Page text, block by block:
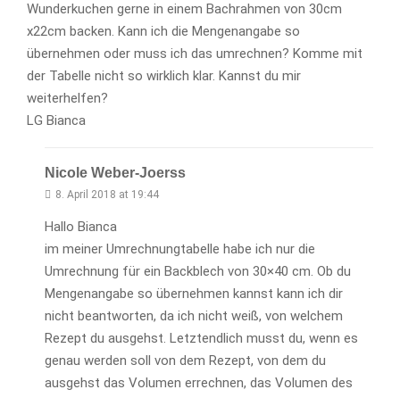
Wunderkuchen gerne in einem Bachrahmen von 30cm
x22cm backen. Kann ich die Mengenangabe so
übernehmen oder muss ich das umrechnen? Komme mit
der Tabelle nicht so wirklich klar. Kannst du mir
weiterhelfen?
LG Bianca
Nicole Weber-Joerss
8. April 2018 at 19:44
Hallo Bianca
im meiner Umrechnungtabelle habe ich nur die
Umrechnung für ein Backblech von 30×40 cm. Ob du
Mengenangabe so übernehmen kannst kann ich dir
nicht beantworten, da ich nicht weiß, von welchem
Rezept du ausgehst. Letztendlich musst du, wenn es
genau werden soll von dem Rezept, von dem du
ausgehst das Volumen errechnen, das Volumen des